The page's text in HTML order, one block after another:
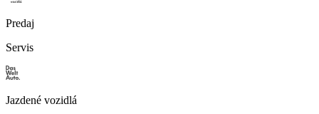
Predaj
Servis
Jazdené vozidlá